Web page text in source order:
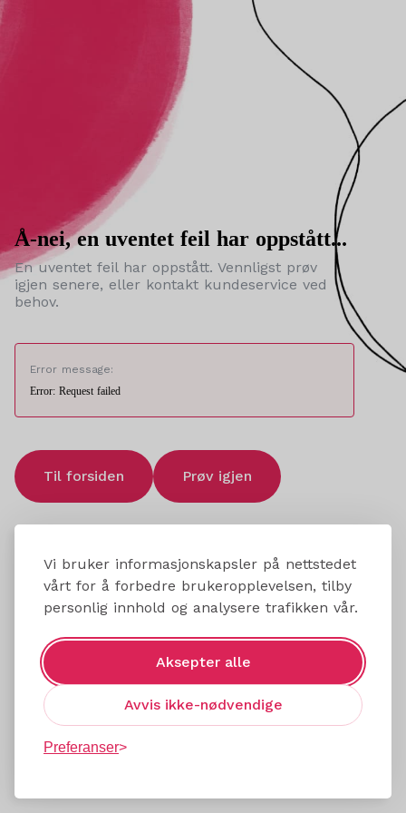
Vi bruker informasjonskapsler på nettstedet
vårt for å forbedre brukeropplevelsen, tilby
personlig innhold og analysere trafikken vår.
Aksepter alle
Avvis ikke-nødvendige
Preferanser
Å-nei, en uventet feil har oppstått...
En uventet feil har oppstått. Vennligst prøv
igjen senere, eller kontakt kundeservice ved
behov.
Error message:
Error: Request failed
Til forsiden Prøv igjen